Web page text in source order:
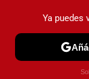
Ya puedes